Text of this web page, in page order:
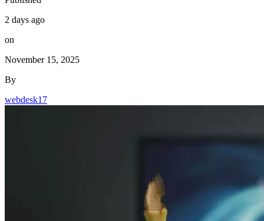
2 days ago
on
November 15, 2025
By
webdesk17